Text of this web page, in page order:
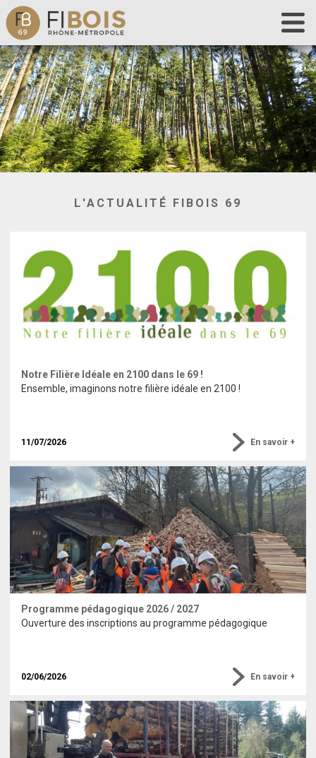
Accueil
Fibois 69
La filière
Nos actions
Les outils
Déclaration de chantier
Contact
L'ACTUALITÉ FIBOIS 69
Notre Filière Idéale en 2100 dans le 69 !
Ensemble, imaginons notre filière idéale en 2100 !
11/07/2026 En savoir +
Programme pédagogique 2026 / 2027
Ouverture des inscriptions au programme pédagogique
02/06/2026 En savoir +